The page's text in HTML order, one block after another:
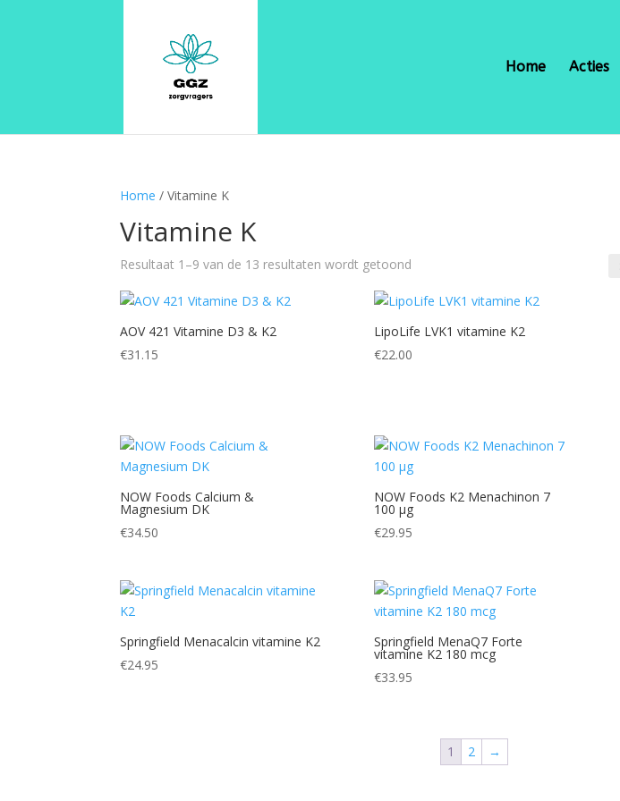
Home Acties
Home / Vitamine K
Vitamine K
Resultaat 1–9 van de 13 resultaten wordt getoond
AOV 421 Vitamine D3 & K2
€31.15
LipoLife LVK1 vitamine K2
€22.00
NOW Foods Calcium &
Magnesium DK
€34.50
NOW Foods K2 Menachinon 7
100 µg
€29.95
Springfield Menacalcin vitamine K2
€24.95
Springfield MenaQ7 Forte
vitamine K2 180 mcg
€33.95
1 2 →